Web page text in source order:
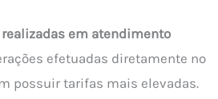
em atendimento
efetuadas diretamente no
possuir tarifas mais elevadas.